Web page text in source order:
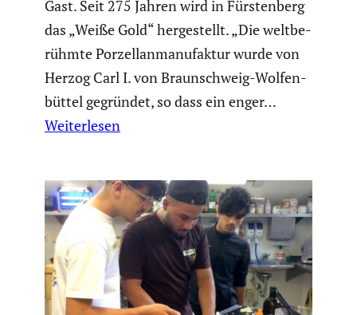
Gast. Seit 275 Jahren wird in Fürsten­berg
das „Weiße Gold“ herge­stellt. „Die weltbe­
rühmte Porzel­lan­ma­nu­faktur wurde von
Herzog Carl I. von Braun­schweig-Wolfen­
büttel gegründet, so dass ein enger…
Weiterlesen